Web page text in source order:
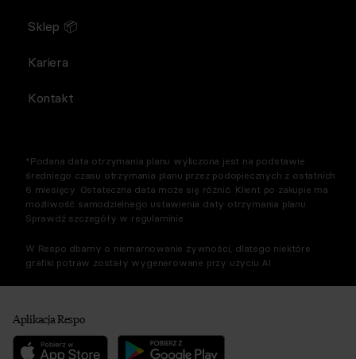
Sklep 📦
Kariera
Kontakt
*Podana data otrzymania planu wyliczona jest na podstawie
średniego czasu otrzymania planu przez podopiecznych z ostatnich
6 miesięcy. Ostateczna data może się różnić. Klient po zakupie ma
możliwość samodzielnego ustawienia daty otrzymania planu.
Sprawdź szczegóły w regulaminie.
W Respo dbamy o niemarnowanie żywności, dlatego niektóre
grafiki potraw zostały wygenerowane przy użyciu AI.
Aplikacja Respo